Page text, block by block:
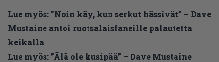
Lue myös:”Noin käy, kun serkut hässivät” – Dave
Mustaine antoi ruotsalaisfaneille palautetta
keikalla
Lue myös:”Älä ole kusipää” – Dave Mustaine